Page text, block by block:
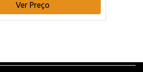
Ver Preço